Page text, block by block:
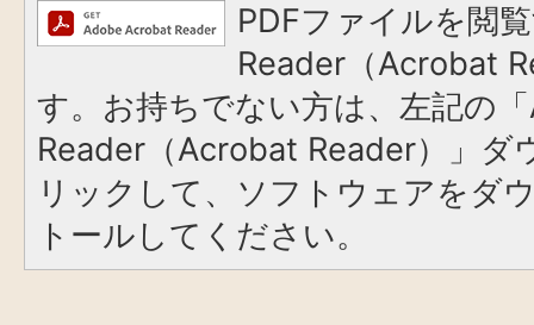
PDFファイルを閲
Reader（Acrobat
す。お持ちでない方は、左記の
Reader（Acrobat Reader）」ダ
リックして、ソフトウェアをダ
トールしてください。